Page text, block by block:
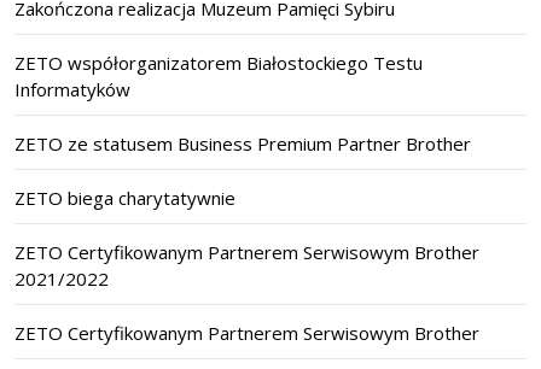
Zakończona realizacja Muzeum Pamięci Sybiru
ZETO współorganizatorem Białostockiego Testu
Informatyków
ZETO ze statusem Business Premium Partner Brother
ZETO biega charytatywnie
ZETO Certyfikowanym Partnerem Serwisowym Brother
2021/2022
ZETO Certyfikowanym Partnerem Serwisowym Brother